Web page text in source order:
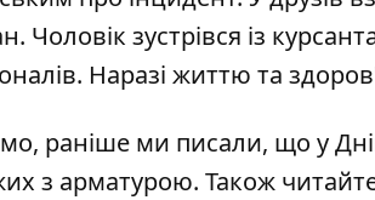
Чоловік зустрівся із
Наразі життю та
раніше ми писали, що у
з арматурою. Також